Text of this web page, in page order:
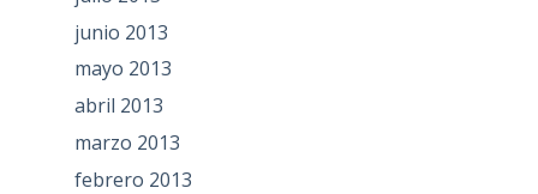
junio 2013
mayo 2013
abril 2013
marzo 2013
febrero 2013